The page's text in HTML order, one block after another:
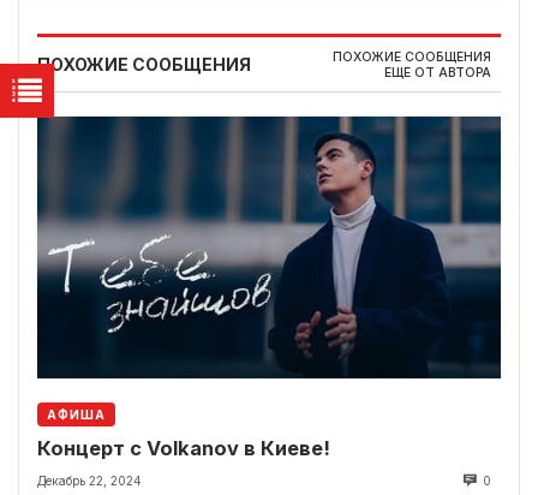
ПОХОЖИЕ СООБЩЕНИЯ
ПОХОЖИЕ СООБЩЕНИЯ
ЕЩЕ ОТ АВТОРА
АФИША
Концерт с Volkanov в Киеве!
Декабрь 22, 2024 0